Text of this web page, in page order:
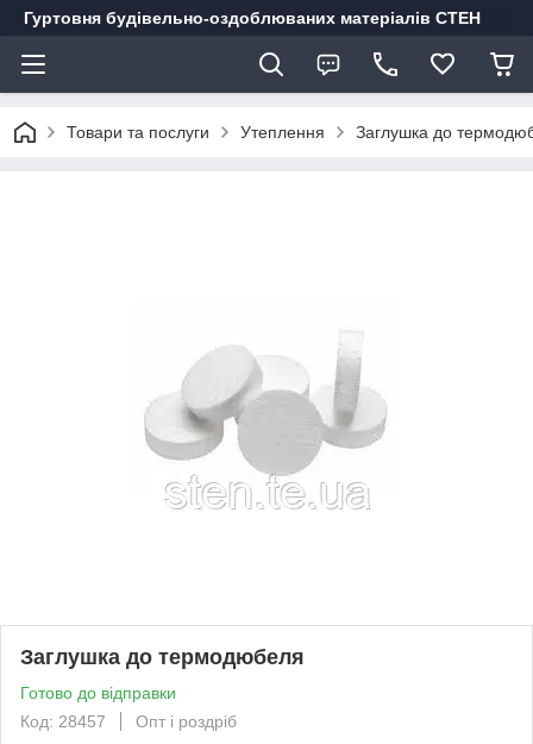
Гуртовня будівельно-оздоблюваних матеріалів СТЕН
Товари та послуги Утеплення Заглушка до
Заглушка до термодюбеля
Готово до відправки
Код: 28457
Опт і роздріб